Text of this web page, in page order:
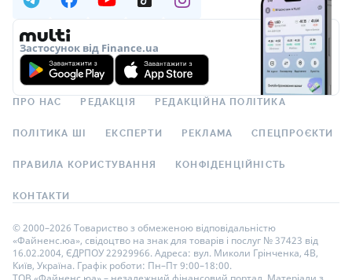
Застосунок від Finance.ua
ПРО НАС РЕДАКЦІЯ РЕДАКЦІЙНА ПОЛІТИКА
ПОЛІТИКА ШІ ЕКСПЕРТИ РЕКЛАМА СПЕЦПРОЄКТИ
ПРАВИЛА КОРИСТУВАННЯ КОНФІДЕНЦІЙНІСТЬ
КОНТАКТИ
© 2000–2026 Товариство з обмеженою відповідальністю
«Файненс.юа», свідоцтво на знак для товарів і послуг № 37423 від
16.02.2004, ЄДРПОУ 22929966. Адреса: вул. Миколи Грінченка, 4В,
Київ, Україна. Графік роботи: Пн–Пт 9:00–18:00.